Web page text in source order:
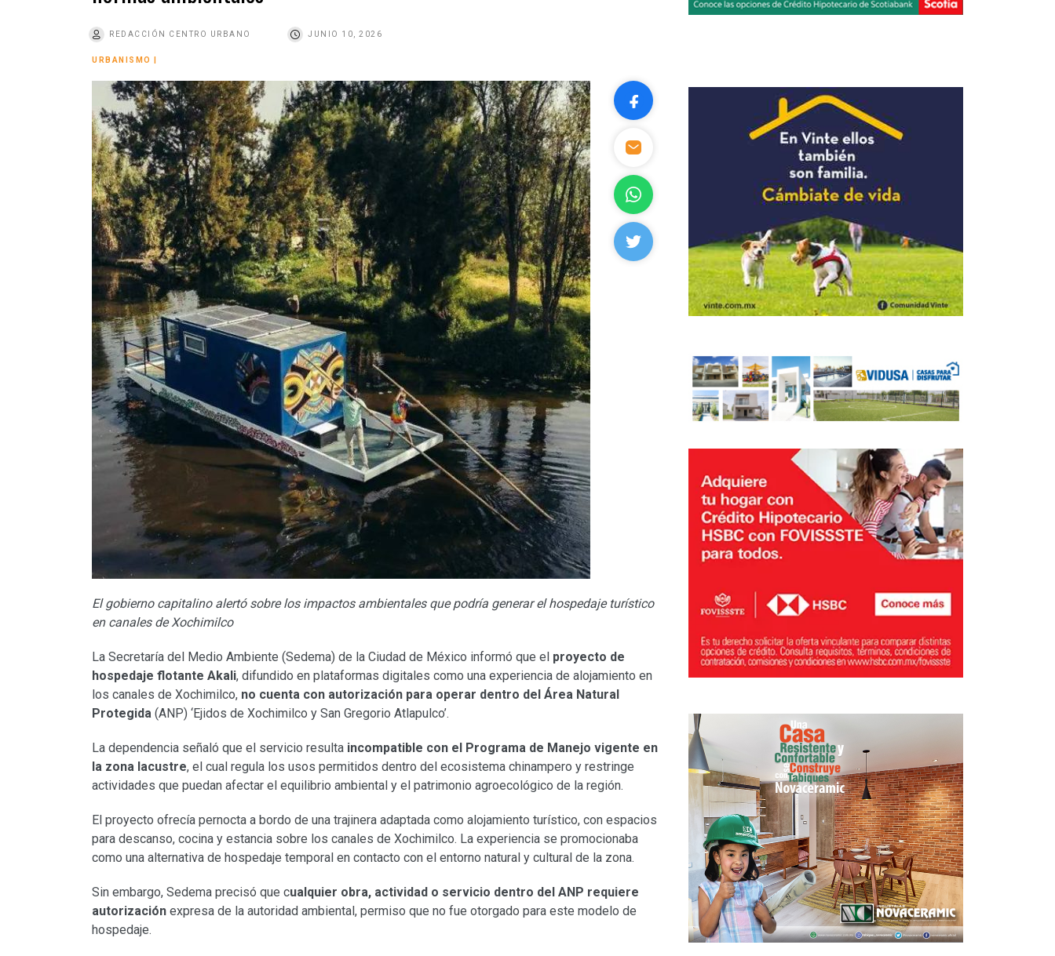
REDACCIÓN CENTRO URBANO JUNIO 10, 2026
URBANISMO
El gobierno capitalino alertó sobre los impactos ambientales que podría generar el hospedaje turístico
en canales de Xochimilco
La Secretaría del Medio Ambiente (Sedema) de la Ciudad de México informó que el proyecto de
hospedaje flotante Akali, difundido en plataformas digitales como una experiencia de alojamiento en
los canales de Xochimilco, no cuenta con autorización para operar dentro del Área Natural
Protegida (ANP) ‘Ejidos de Xochimilco y San Gregorio Atlapulco’.
La dependencia señaló que el servicio resulta incompatible con el Programa de Manejo vigente en
la zona lacustre, el cual regula los usos permitidos dentro del ecosistema chinampero y restringe
actividades que puedan afectar el equilibrio ambiental y el patrimonio agroecológico de la región.
El proyecto ofrecía pernocta a bordo de una trajinera adaptada como alojamiento turístico, con espacios
para descanso, cocina y estancia sobre los canales de Xochimilco. La experiencia se promocionaba
como una alternativa de hospedaje temporal en contacto con el entorno natural y cultural de la zona.
Sin embargo, Sedema precisó que cualquier obra, actividad o servicio dentro del ANP requiere
autorización expresa de la autoridad ambiental, permiso que no fue otorgado para este modelo de
hospedaje.